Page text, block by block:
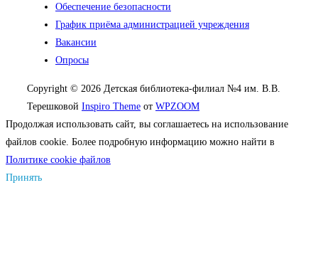
Обеспечение безопасности
График приёма администрацией учреждения
Вакансии
Опросы
Copyright © 2026 Детская библиотека-филиал №4 им. В.В.
Терешковой Inspiro Theme от WPZOOM
Продолжая использовать сайт, вы соглашаетесь на использование
файлов cookie. Более подробную информацию можно найти в
Политике cookie файлов
Принять